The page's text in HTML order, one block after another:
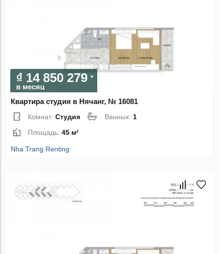
₫ 14 850 279
в месяц
Квартира студия в Нячанг, № 16081
Комнат:Студия Ванных: 1
Площадь:45 м²
Nha Trang Renting